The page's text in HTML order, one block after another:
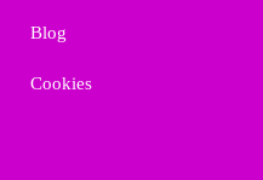
Blog
Cookies